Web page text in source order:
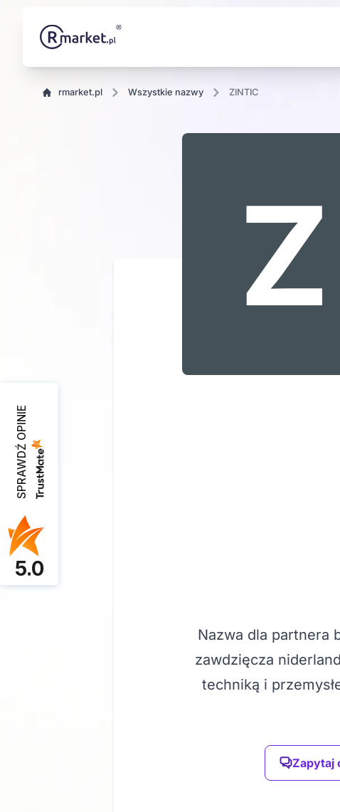
rmarket.pl wszystkie nazwy ZINTIC
Nazwa dla partnera
zawdzięcza
techniką i
Zapytaj
SPRAWDŹ OPINIE
5.0